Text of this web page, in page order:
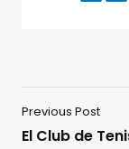
Previous Post
El Club de